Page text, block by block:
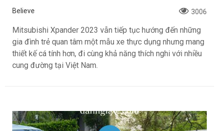
Believe 3006
Mitsubishi Xpander 2023 vẫn tiếp tục hướng đến những
gia đình trẻ quan tâm một mẫu xe thực dụng nhưng mang
thiết kế cá tính hơn, đi cùng khả năng thích nghi với nhiều
cung đường tại Việt Nam.